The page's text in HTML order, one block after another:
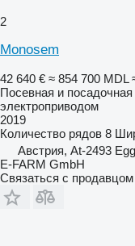
2
Monosem
42 640 € ≈ 854 700 MDL
Посевная и
электроприводом
2019
Количество рядов 8
Австрия, At-2493
E-FARM GmbH
Связаться с продавцом